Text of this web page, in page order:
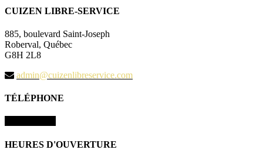
CUIZEN LIBRE-SERVICE
885, boulevard Saint-Joseph
Roberval, Québec
G8H 2L8
admin@cuizenlibreservice.com
TÉLÉPHONE
HEURES D'OUVERTURE